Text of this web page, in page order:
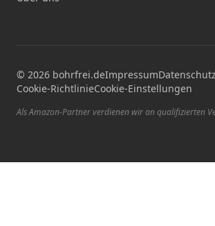
© 2026 bohrfrei.deImpressumDatenschutz
Cookie-RichtlinieCookie-Einstellungen
Als Amazon-Partner verdienen wir an qualifizierten